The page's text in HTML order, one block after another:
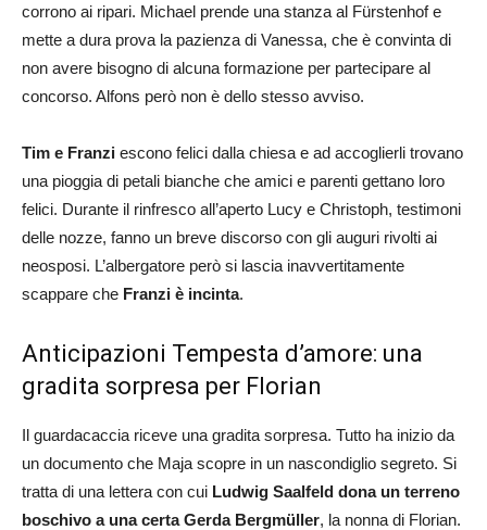
corrono ai ripari. Michael prende una stanza al Fürstenhof e
mette a dura prova la pazienza di Vanessa, che è convinta di
non avere bisogno di alcuna formazione per partecipare al
concorso. Alfons però non è dello stesso avviso.
Tim e Franzi escono felici dalla chiesa e ad accoglierli trovano
una pioggia di petali bianche che amici e parenti gettano loro
felici. Durante il rinfresco all’aperto Lucy e Christoph, testimoni
delle nozze, fanno un breve discorso con gli auguri rivolti ai
neosposi. L’albergatore però si lascia inavvertitamente
scappare che Franzi è incinta.
Anticipazioni Tempesta d’amore: una
gradita sorpresa per Florian
Il guardacaccia riceve una gradita sorpresa. Tutto ha inizio da
un documento che Maja scopre in un nascondiglio segreto. Si
tratta di una lettera con cui Ludwig Saalfeld dona un terreno
boschivo a una certa Gerda Bergmüller, la nonna di Florian.